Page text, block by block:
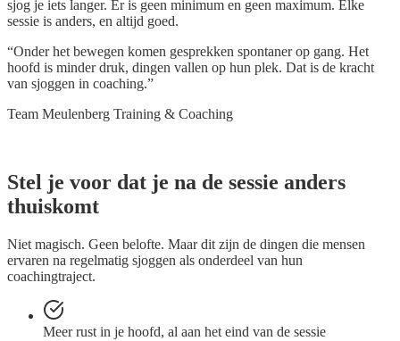
sjog je iets langer. Er is geen minimum en geen maximum. Elke
sessie is anders, en altijd goed.
“Onder het bewegen komen gesprekken spontaner op gang. Het
hoofd is minder druk, dingen vallen op hun plek. Dat is de kracht
van sjoggen in coaching.”
Team Meulenberg Training & Coaching
Stel je voor dat je na de sessie anders
thuiskomt
Niet magisch. Geen belofte. Maar dit zijn de dingen die mensen
ervaren na regelmatig sjoggen als onderdeel van hun
coachingtraject.
Meer rust in je hoofd, al aan het eind van de sessie